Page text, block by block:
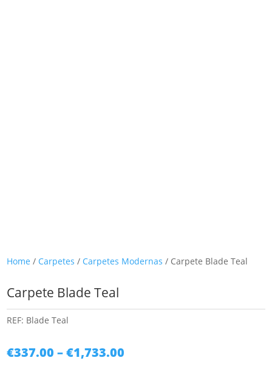
Home / Carpetes / Carpetes Modernas / Carpete Blade Teal
Carpete Blade Teal
REF: Blade Teal
€337.00 –€1,733.00